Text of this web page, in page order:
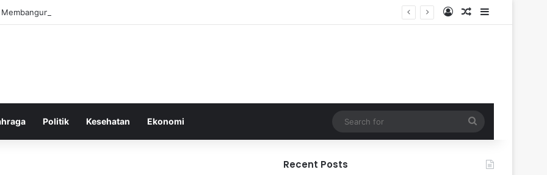
Hubungan Sehat Antara Tubuh dan Makanan Sehari-hari Log InRandom Article
Sidebar
Politik Kesehatan Ekonomi
for
Recent Posts